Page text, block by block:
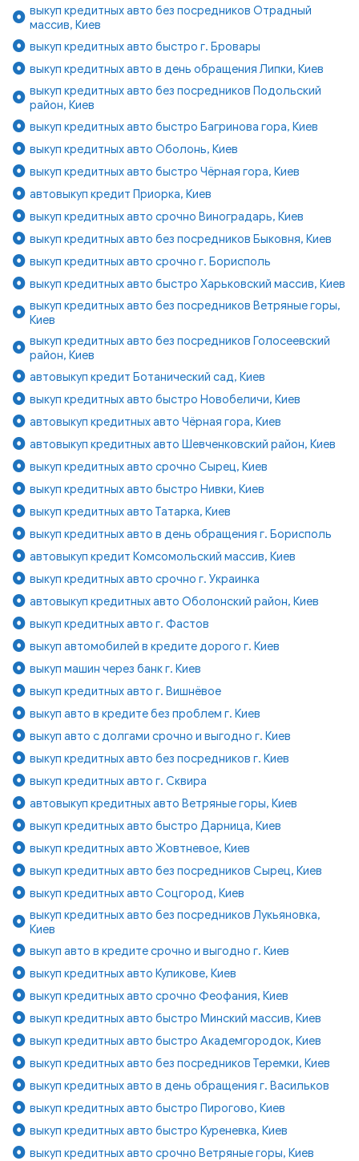
выкуп кредитных авто без посредников Отрадный
массив, Киев
выкуп кредитных авто быстро г. Бровары
выкуп кредитных авто в день обращения Липки, Киев
выкуп кредитных авто без посредников Подольский
район, Киев
выкуп кредитных авто быстро Багринова гора, Киев
выкуп кредитных авто Оболонь, Киев
выкуп кредитных авто быстро Чёрная гора, Киев
автовыкуп кредит Приорка, Киев
выкуп кредитных авто срочно Виноградарь, Киев
выкуп кредитных авто без посредников Быковня, Киев
выкуп кредитных авто срочно г. Борисполь
выкуп кредитных авто быстро Харьковский массив, Киев
выкуп кредитных авто без посредников Ветряные горы,
Киев
выкуп кредитных авто без посредников Голосеевский
район, Киев
автовыкуп кредит Ботанический сад, Киев
выкуп кредитных авто быстро Новобеличи, Киев
автовыкуп кредитных авто Чёрная гора, Киев
автовыкуп кредитных авто Шевченковский район, Киев
выкуп кредитных авто срочно Сырец, Киев
выкуп кредитных авто быстро Нивки, Киев
выкуп кредитных авто Татарка, Киев
выкуп кредитных авто в день обращения г. Борисполь
автовыкуп кредит Комсомольский массив, Киев
выкуп кредитных авто срочно г. Украинка
автовыкуп кредитных авто Оболонский район, Киев
выкуп кредитных авто г. Фастов
выкуп автомобилей в кредите дорого г. Киев
выкуп машин через банк г. Киев
выкуп кредитных авто г. Вишнёвое
выкуп авто в кредите без проблем г. Киев
выкуп авто с долгами срочно и выгодно г. Киев
выкуп кредитных авто без посредников г. Киев
выкуп кредитных авто г. Сквира
автовыкуп кредитных авто Ветряные горы, Киев
выкуп кредитных авто быстро Дарница, Киев
выкуп кредитных авто Жовтневое, Киев
выкуп кредитных авто без посредников Сырец, Киев
выкуп кредитных авто Соцгород, Киев
выкуп кредитных авто без посредников Лукьяновка,
Киев
выкуп авто в кредите срочно и выгодно г. Киев
выкуп кредитных авто Куликове, Киев
выкуп кредитных авто срочно Феофания, Киев
выкуп кредитных авто быстро Минский массив, Киев
выкуп кредитных авто быстро Академгородок, Киев
выкуп кредитных авто без посредников Теремки, Киев
выкуп кредитных авто в день обращения г. Васильков
выкуп кредитных авто быстро Пирогово, Киев
выкуп кредитных авто быстро Куреневка, Киев
выкуп кредитных авто срочно Ветряные горы, Киев